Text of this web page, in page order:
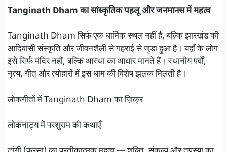
Tanginath Dham का सांस्कृतिक पहलू और जनमानस में महत्व
Tanginath Dham सिर्फ एक धार्मिक स्थल नहीं है, बल्कि झारखंड की
आदिवासी संस्कृति और जीवनशैली से गहराई से जुड़ा हुआ है। यहाँ के लोग
इसे सिर्फ मंदिर नहीं, बल्कि आस्था का आधार मानते हैं। स्थानीय पर्वों,
नृत्य, गीत और त्योहारों में इस धाम की विशेष झलक मिलती है।
लोकगीतों में Tanginath Dham का ज़िक्र
लोकनाट्य में परशुराम की कथाएँ